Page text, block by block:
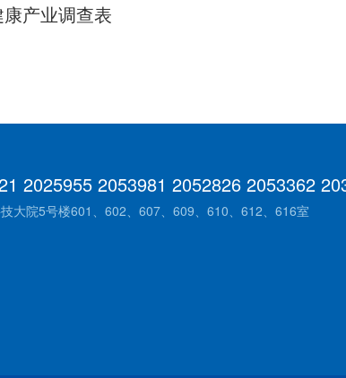
产业调查表
2025955 2053981 2052826 2053362
大院5号楼601、602、607、609、610、612、616室